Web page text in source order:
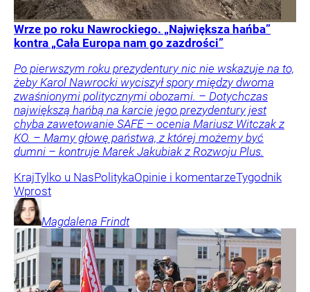
Wrze po roku Nawrockiego. „Największa hańba”
kontra „Cała Europa nam go zazdrości”
Po pierwszym roku prezydentury nic nie wskazuje na to,
żeby Karol Nawrocki wyciszył spory między dwoma
zwaśnionymi politycznymi obozami. – Dotychczas
największą hańbą na karcie jego prezydentury jest
chyba zawetowanie SAFE – ocenia Mariusz Witczak z
KO. – Mamy głowę państwa, z której możemy być
dumni – kontruje Marek Jakubiak z Rozwoju Plus.
KrajTylko u NasPolitykaOpinie i komentarzeTygodnik
Wprost
Magdalena Frindt